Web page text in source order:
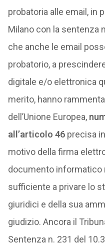
probatoria alle email, in
Milano con la sentenza
che anche le email
probatorio, a
digitale e/o elettronica
merito, hanno
dell’Unione Europea,
all’articolo 46precisa
motivo della firma
documento informatico
sufficiente a privare lo
giuridici e della sua
giudizio. Ancora il
Sentenza n. 231 del